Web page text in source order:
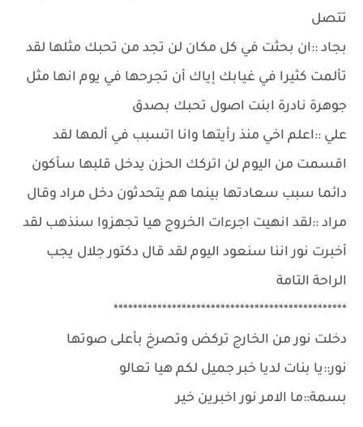
تتصل
بجاد ::ان بحثت في كل مكان لن تجد من تحبك مثلها لقد
تألمت كثيرا في غيابك إياك أن تجرحها في يوم انها مثل
جوهرة نادرة ابنت اصول تحبك بصدق
علي ::اعلم اخي منذ رأيتها وانا اتسبب في ألمها لقد
اقسمت من اليوم لن اتركك الحزن يدخل قلبها سأكون
دائما سبب سعادتها بينما هم يتحدثون دخل مراد وقال
مراد ::لقد انهيت اجرءات الخروج هيا تجهزوا سنذهب لقد
أخبرت نور اننا سنعود اليوم لقد قال دكتور جلال يجب
الراحة التامة
************************************************
دخلت نور من الخارج تركض وتصرخ بأعلى صوتها
نور::يا بنات لديا خبر جميل لكم هيا تعالو
بسمة::ما الامر نور اخبرين خير